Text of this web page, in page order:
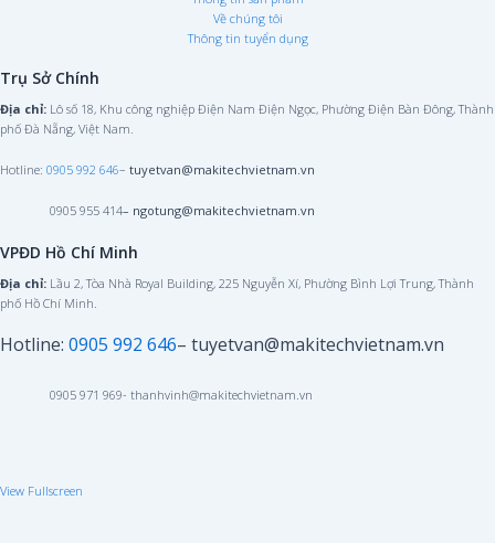
Về chúng tôi
Thông tin tuyển dụng
Trụ Sở Chính
Địa chỉ: Lô số 18, Khu công nghiệp Điện Nam Điện Ngọc, Phường Điện Bàn Đông, Thành
phố Đà Nẵng, Việt Nam.
Hotline: 0905 992 646– tuyetvan@makitechvietnam.vn
0905 955 414– ngotung@makitechvietnam.vn
VPĐD Hồ Chí Minh
Địa chỉ: Lầu 2, Tòa Nhà Royal Building, 225 Nguyễn Xí, Phường Bình Lợi Trung, Thành
phố Hồ Chí Minh.
Hotline: 0905 992 646– tuyetvan@makitechvietnam.vn
0905 971 969- thanhvinh@makitechvietnam.vn
View Fullscreen